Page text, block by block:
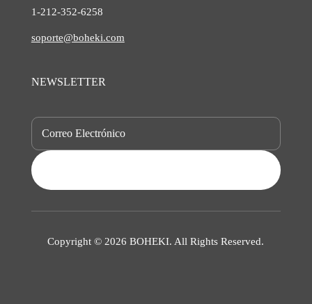
1-212-352-6258
soporte@boheki.com
NEWSLETTER
Copyright © 2026 BOHEKI. All Rights Reserved.